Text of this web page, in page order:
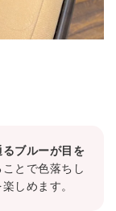
ブルーが目を
とで色落ちし
しめます。